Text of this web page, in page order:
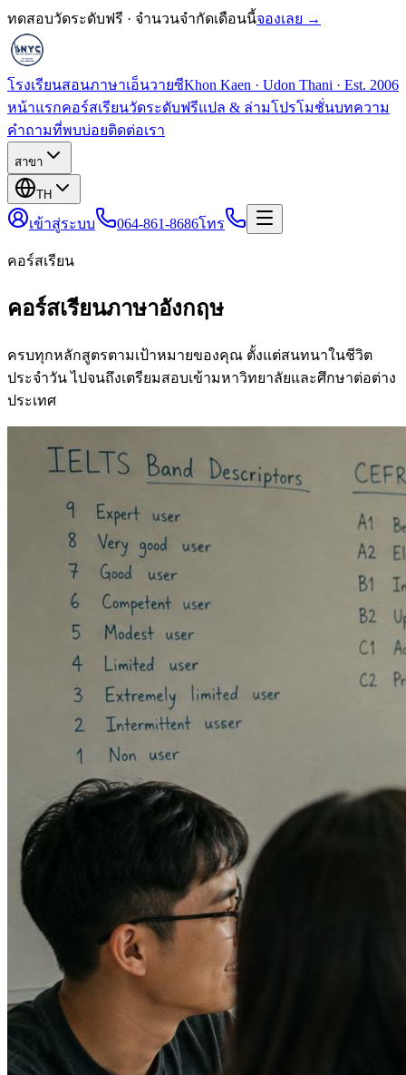
ทดสอบวัดระดับฟรี · จำนวนจำกัดเดือนนี้จองเลย →
โรงเรียนสอนภาษาเอ็นวายซีKhon Kaen · Udon Thani · Est. 2006
หน้าแรกคอร์สเรียนวัดระดับฟรีแปล & ล่ามโปรโมชั่นบทความ
คำถามที่พบบ่อยติดต่อเรา
สาขา
TH
เข้าสู่ระบบ 064-861-8686โทร
คอร์สเรียน
คอร์สเรียนภาษาอังกฤษ
ครบทุกหลักสูตรตามเป้าหมายของคุณ ตั้งแต่สนทนาในชีวิต
ประจำวัน ไปจนถึงเตรียมสอบเข้ามหาวิทยาลัยและศึกษาต่อต่าง
ประเทศ